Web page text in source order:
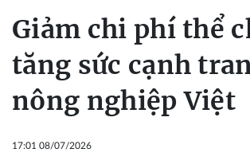
Giảm chi phí thể
tăng sức cạnh
nông nghiệp Việt
17:01 08/07/2026